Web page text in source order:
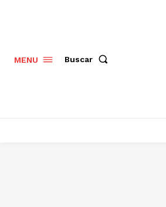
MENU Buscar